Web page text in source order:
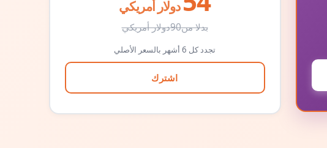
دولار أمريكي
بدلا من90دولار أمريكي
تجدد كل 6 أشهر بالسعر الأصلي
اشترك